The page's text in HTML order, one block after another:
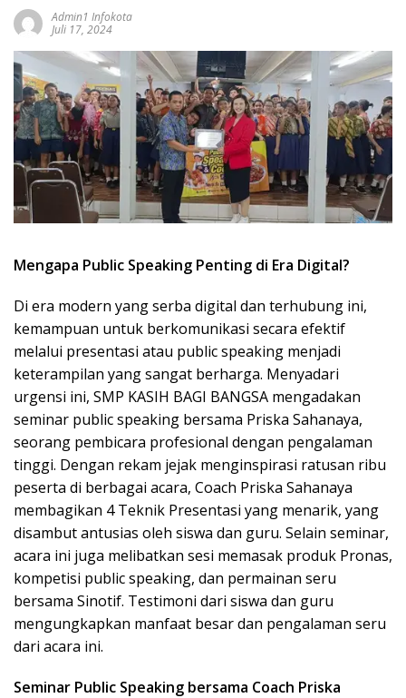
Admin1 Infokota
Juli 17, 2024
Mengapa Public Speaking Penting di Era Digital?
Di era modern yang serba digital dan terhubung ini,
kemampuan untuk berkomunikasi secara efektif
melalui presentasi atau public speaking menjadi
keterampilan yang sangat berharga. Menyadari
urgensi ini, SMP KASIH BAGI BANGSA mengadakan
seminar public speaking bersama Priska Sahanaya,
seorang pembicara profesional dengan pengalaman
tinggi. Dengan rekam jejak menginspirasi ratusan ribu
peserta di berbagai acara, Coach Priska Sahanaya
membagikan 4 Teknik Presentasi yang menarik, yang
disambut antusias oleh siswa dan guru. Selain seminar,
acara ini juga melibatkan sesi memasak produk Pronas,
kompetisi public speaking, dan permainan seru
bersama Sinotif. Testimoni dari siswa dan guru
mengungkapkan manfaat besar dan pengalaman seru
dari acara ini.
Seminar Public Speaking bersama Coach Priska